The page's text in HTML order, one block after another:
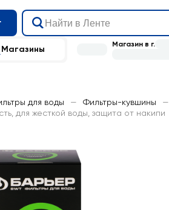
Магазины Магазин в г.
для воды — Фильтры-кувшины
—
для жесткой воды, защита от накипи